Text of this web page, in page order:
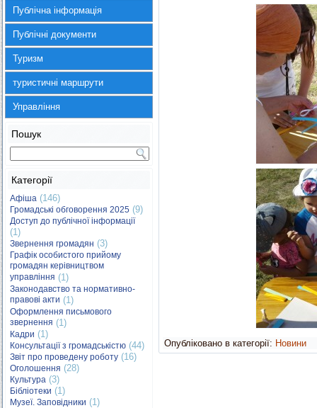
Публічна інформація
Публічні документи
Туризм
туристичні маршрути
Управління
Пошук
Категорії
Афіша (146)
Громадські обговорення 2025 (9)
Доступ до публічної інформації
(1)
Звернення громадян (3)
Графік особистого прийому
громадян керівництвом
управління (1)
Законодавство та нормативно-
правові акти (1)
Оформлення письмового
звернення (1)
Кадри (1)
Консультації з громадськістю (44)
Звіт про проведену роботу (16)
Оголошення (28)
Культура (3)
Бібліотеки (1)
Музеї. Заповідники (1)
Опубліковано в категорії: Новини